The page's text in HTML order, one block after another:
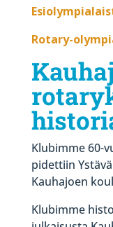
Rotary-
Klubimme 60-
pidettiin
Kauhajoen
Klubimme